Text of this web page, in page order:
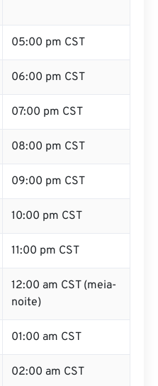
05:00 pm CST
06:00 pm CST
07:00 pm CST
08:00 pm CST
09:00 pm CST
10:00 pm CST
11:00 pm CST
12:00 am CST (meia-
noite)
01:00 am CST
02:00 am CST